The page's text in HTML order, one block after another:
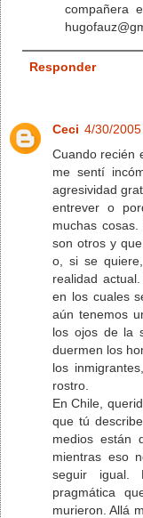
compañera
Responder
Ceci 4/30/2005
Cuando recién
me sentí
agresividad
entrever o
muchas
son otros y
o, si se
realidad
en los cuales
aún tenemos
los ojos de la
duermen los
los
rostro.
En Chile,
que tú
medios están
mientras eso
seguir igual.
pragmática
murieron. Allá